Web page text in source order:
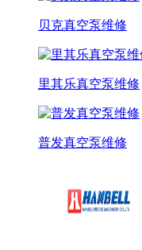
贝克真空泵维修
里其乐真空泵维修
普发真空泵维修